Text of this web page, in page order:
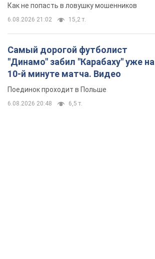
Как не попасть в ловушку мошенников
6.08.2026 21:02 15,2 т.
Самый дорогой футболист
"Динамо" забил "Карабаху" уже на
10-й минуте матча. Видео
Поединок проходит в Польше
6.08.2026 20:48 6,5 т.